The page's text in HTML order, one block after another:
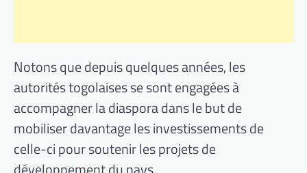
Notons que depuis quelques années, les
autorités togolaises se sont engagées à
accompagner la diaspora dans le but de
mobiliser davantage les investissements de
celle-ci pour soutenir les projets de